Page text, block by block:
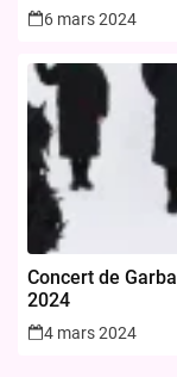
6 mars 2024
Concert de
2024
4 mars 2024